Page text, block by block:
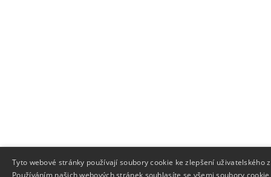
Tyto webové stránky používají soubory cookie ke zlepšení uživatelského
Používáním našich webových stránek souhlasíte se všemi soubory cookie